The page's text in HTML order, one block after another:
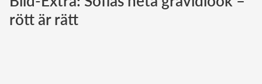
rött är rätt